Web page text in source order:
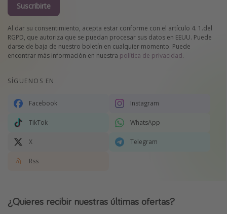
Suscribirte
Al dar su consentimiento, acepta estar conforme con el artículo 4. 1.del
RGPD, que autoriza que se puedan procesar sus datos en EEUU. Puede
darse de baja de nuestro boletín en cualquier momento. Puede
encontrar más información en nuestra política de privacidad.
SÍGUENOS EN
Facebook Instagram
TikTok WhatsApp
X Telegram
Rss
¿Quieres recibir nuestras últimas ofertas?